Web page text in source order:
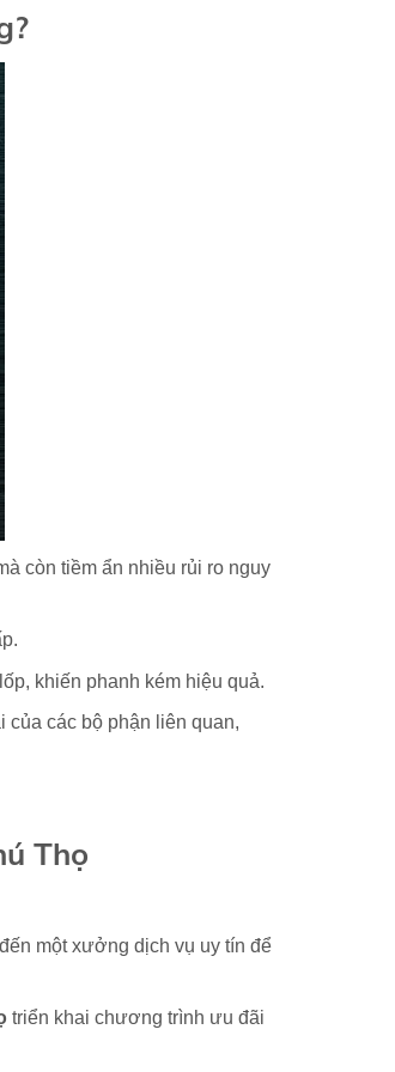
còn tiềm ẩn nhiều rủi ro nguy
khiến phanh kém hiệu quả.
của các bộ phận liên quan,
Thọ
một xưởng dịch vụ uy tín để
triển khai chương trình ưu đãi